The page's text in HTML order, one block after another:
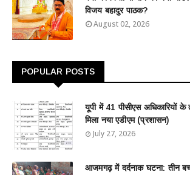
विजय बहादुर पाठक?
August 02, 2026
POPULAR POSTS
यूपी में 41 पीसीएस अधिकारियों
मिला नया एडीएम (प्रशासन)
July 27, 2026
आजमगढ़ में दर्दनाक घटना: तीन